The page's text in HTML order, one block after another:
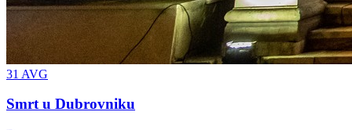
31 AVG
Smrt u Dubrovniku